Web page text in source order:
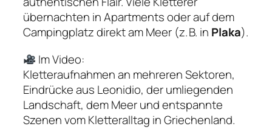
übernachten in Apartments oder auf dem
Campingplatz direkt am Meer (z. B. in Plaka).
Im Video:
Kletteraufnahmen an mehreren Sektoren,
Eindrücke aus Leonidio, der umliegenden
Landschaft, dem Meer und entspannte
Szenen vom Kletteralltag in Griechenland.